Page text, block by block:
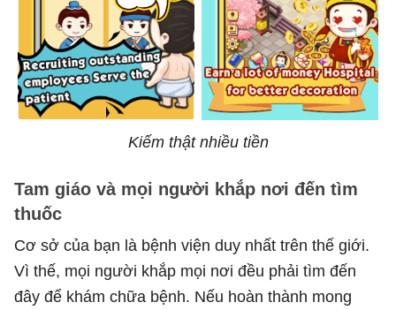
Kiếm thật nhiều tiền
Tam giáo và mọi người khắp nơi đến tìm
thuốc
Cơ sở của bạn là bệnh viện duy nhất trên thế giới.
Vì thế, mọi người khắp mọi nơi đều phải tìm đến
đây để khám chữa bệnh. Nếu hoàn thành mong